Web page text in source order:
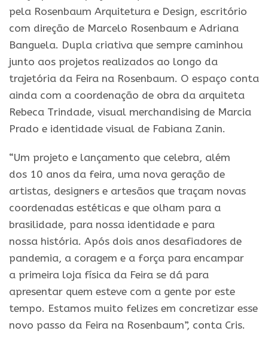
pela Rosenbaum Arquitetura e Design, escritório
com direção de Marcelo Rosenbaum e Adriana
Banguela. Dupla criativa que sempre caminhou
junto aos projetos realizados ao longo da
trajetória da Feira na Rosenbaum. O espaço conta
ainda com a coordenação de obra da arquiteta
Rebeca Trindade, visual merchandising de Marcia
Prado e identidade visual de Fabiana Zanin.
“Um projeto e lançamento que celebra, além
dos 10 anos da feira, uma nova geração de
artistas, designers e artesãos que traçam novas
coordenadas estéticas e que olham para a
brasilidade, para nossa identidade e para
nossa história. Após dois anos desafiadores de
pandemia, a coragem e a força para encampar
a primeira loja física da Feira se dá para
apresentar quem esteve com a gente por este
tempo. Estamos muito felizes em concretizar esse
novo passo da Feira na Rosenbaum”, conta Cris.